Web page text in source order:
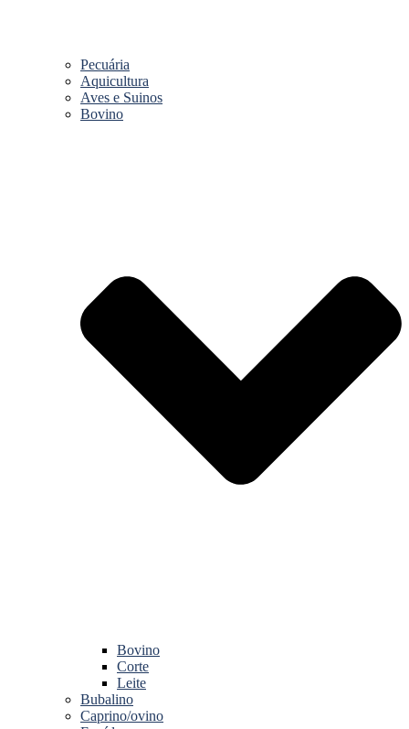
Pecuária
Aquicultura
Aves e Suinos
Bovino
Bovino
Corte
Leite
Bubalino
Caprino/ovino